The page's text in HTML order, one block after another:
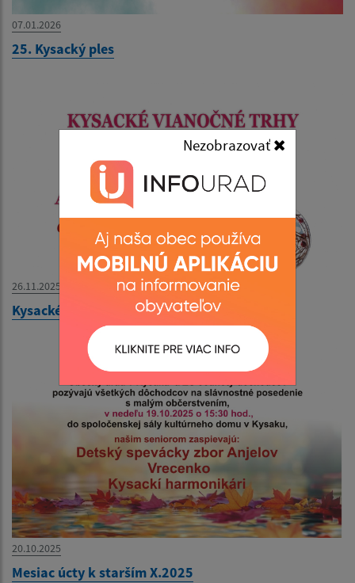
Nezobrazovať
07.01.2026
25. Kysacký ples
26.11.2025
Kysacké vianočné trhy a adventný koncert
20.10.2025
Mesiac úcty k starším X.2025